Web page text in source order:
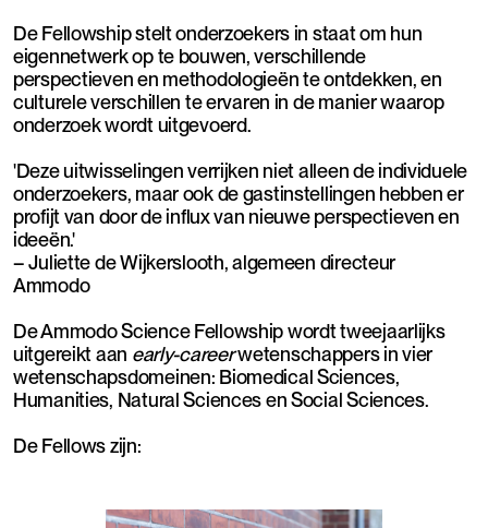
De Fellowship stelt onderzoekers in staat om hun
eigennetwerk op te bouwen, verschillende
perspectieven en methodologieën te ontdekken, en
culturele verschillen te ervaren in de manier waarop
onderzoek wordt uitgevoerd.
'Deze uitwisselingen verrijken niet alleen de individuele
onderzoekers, maar ook de gastinstellingen hebben er
profijt van door de influx van nieuwe perspectieven en
ideeën.'
– Juliette de Wijkerslooth, algemeen directeur
Ammodo
De Ammodo Science Fellowship wordt tweejaarlijks
uitgereikt aan early-careerwetenschappers in vier
wetenschapsdomeinen: Biomedical Sciences,
Humanities, Natural Sciences en Social Sciences.
De Fellows zijn: